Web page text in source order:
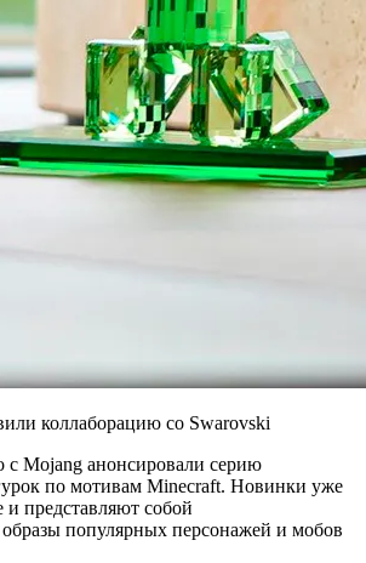
с Mojang анонсировали серию
по мотивам Minecraft. Новинки уже
представляют собой
популярных персонажей и мобов